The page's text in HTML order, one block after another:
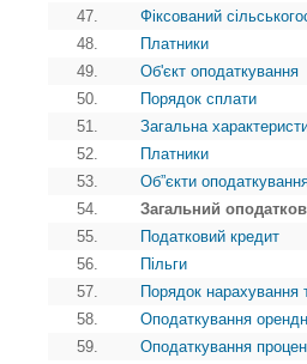
47.
Фіксований
48.
Платники
49.
Об'єкт оподаткування
50.
Порядок сплати
51.
Загальна
52.
Платники
53.
Об”єкти
54.
Загальний
55.
Податковий кредит
56.
Пільги
57.
Порядок нарахування
58.
Оподаткування
59.
Оподаткування